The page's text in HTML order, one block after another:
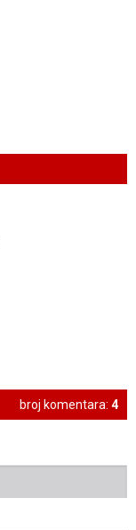
broj komentara: 4